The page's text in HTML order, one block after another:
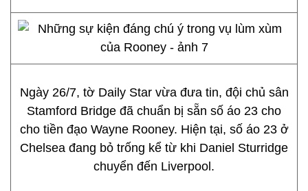
Ngày 26/7, tờ Daily Star vừa đưa tin, đội chủ sân
Stamford Bridge đã chuẩn bị sẵn số áo 23 cho
cho tiền đạo Wayne Rooney. Hiện tại, số áo 23 ở
Chelsea đang bỏ trống kể từ khi Daniel Sturridge
chuyển đến Liverpool.